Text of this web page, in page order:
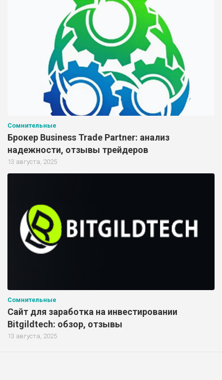
Сомнительные
Брокер Business Trade Partner: анализ
надежности, отзывы трейдеров
13 августа, 2025
Сомнительные
Сайт для заработка на инвестировании
Bitgildtech: обзор, отзывы
13 августа, 2025